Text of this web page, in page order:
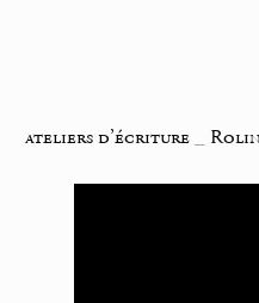
ateliers d’écriture_